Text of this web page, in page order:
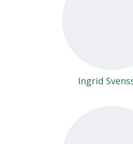
Ingrid